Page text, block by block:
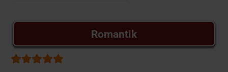
Romantik
Bewertung: